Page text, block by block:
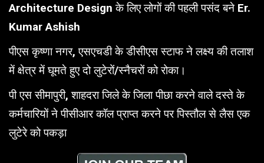
Architecture Design के लिए लोगों की पहली पसंद बने Er.
Kumar Ashish
पीएस कृष्णा नगर, एसएचडी के डीसीएस स्टाफ ने लक्ष्य की तलाश
में क्षेत्र में घूमते हुए दो लुटेरों/स्नैचरों को रोका।
पी एस सीमापुरी, शाहदरा जिले के जिला पीछा करने वाले दस्ते के
कर्मचारियों ने पीसीआर कॉल प्राप्त करने पर पिस्तौल से लैस एक
लुटेरे को पकड़ा